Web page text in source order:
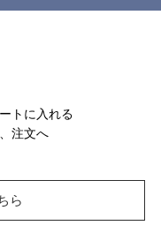
トに入れる
注文へ
ら